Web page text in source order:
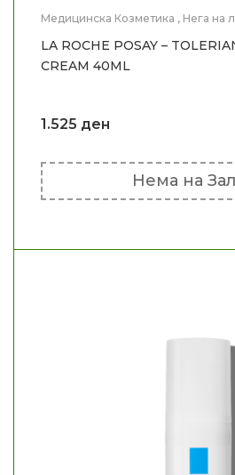
Медицинска Козметика , Нега на
LA ROCHE POSAY –
CREAM 40ML
1.525 ден
Нема на